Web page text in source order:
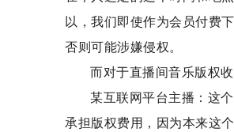
以，我们即使作为会员付费
否则可能涉嫌侵权。
而对于直播间音乐版权
某互联网平台主播：这
承担版权费用，因为本来这